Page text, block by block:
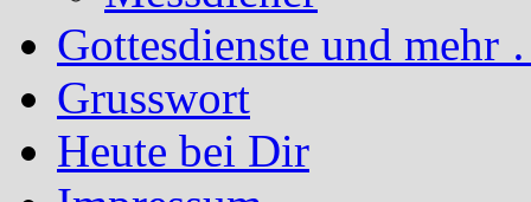
Gottesdienste und mehr
Grusswort
Heute bei Dir